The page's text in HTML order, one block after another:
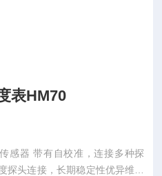
表HM70
感器 带有自校准，连接多种探
探头连接，长期稳定性优异维护